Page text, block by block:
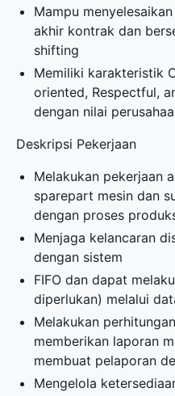
Mampu
akhir kontrak dan
shifting
Memiliki karakteristik
oriented, Respectful,
dengan nilai
Deskripsi Pekerjaan
Melakukan pekerjaan
sparepart mesin dan
dengan proses
Menjaga kelancaran
dengan sistem
FIFO dan dapat
diperlukan) melalui
Melakukan
memberikan laporan
membuat pelaporan
Mengelola